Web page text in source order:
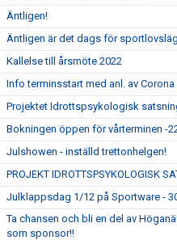
Äntligen!
Äntligen är det dags för
Kallelse till årsmöte 2022
Info terminsstart med anl. av Corona
Projektet Idrottspsykologisk
Bokningen öppen för vårterminen -
Julshowen - inställd trettonhelgen!
PROJEKT IDROTTSPSYKOLOGISK
Julklappsdag 1/12 på Sportware -
Ta chansen och bli en del av
som sponsor!!